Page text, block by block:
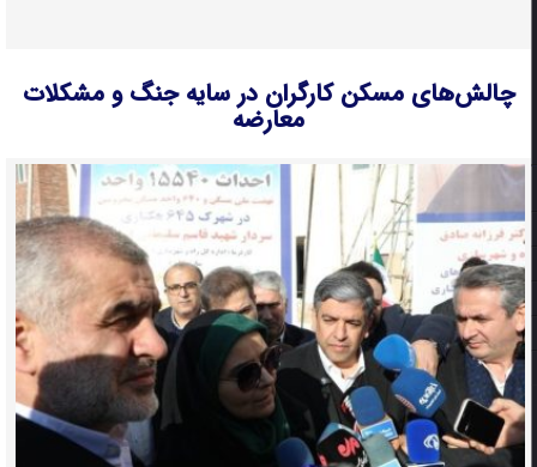
چالش‌های مسکن کارگران در سایه جنگ و مشکلات
معارضه